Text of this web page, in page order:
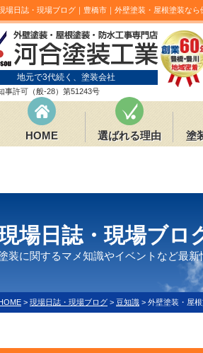
場日誌・現場ブログ｜豊橋市｜外壁塗装・屋根塗装な
地元で3代続く、塗装会社
事許可（般-28）第51243号
HOME 選ばれる理由 塗
場日誌・現場ブロ
装に関するマメ知識やイベントなど最
> 現場日誌・現場ブログ > 豆知識 > 外壁塗装・屋